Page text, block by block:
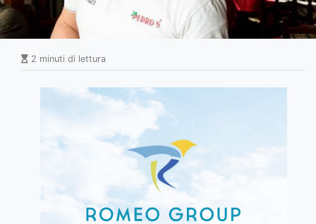
2 minuti di lettura